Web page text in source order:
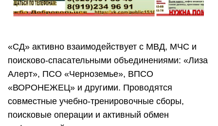
«СД» активно взаимодействует с МВД, МЧС и
поисково-спасательными объединениями: «Лиза
Алерт», ПСО «Черноземье», ВПСО
«ВОРОНЕЖЕЦ» и другими. Проводятся
совместные учебно-тренировочные сборы,
поисковые операции и активный обмен